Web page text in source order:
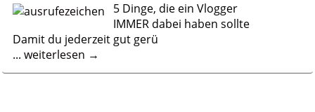
5 Dinge, die ein Vlogger
IMMER dabei haben sollte
Damit du jederzeit gut gerü
... weiterlesen →